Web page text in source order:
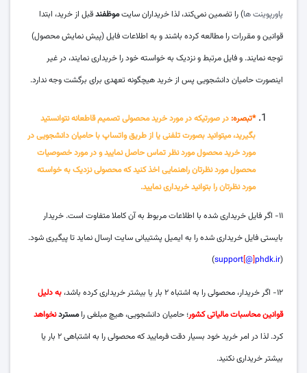
پاورپوینت ها) را تضمین نمی‌کند، لذا خریداران سایتموظفندقبل از خرید، ابتدا
قوانین و مقررات را مطالعه کرده باشند و به اطلاعات فایل (پیش نمایش محصول)
توجه نمایند. و فایل مرتبط و نزدیک به خواسته خود را خریداری نمایند، در غیر
اینصورت حامیان دانشجویی پس از خرید هیچگونه تعهدی برای برگشت وجه ندارد.
*تبصره:در صورتیکه در مورد خرید محصولی تصمیم قاطعانه نتوانستید
بگیرید، میتوانید بصورت تلفنی یا از طریق واتساپ با حامیان دانشجویی در
مورد خرید محصول مورد نظر تماس حاصل نمایید و در مورد خصوصیات
محصول مورد نظرتان راهنمایی اخذ کنید که محصولی نزدیک به خواسته
مورد نظرتان را بتوانید خریداری نمایید.
۱۱- اگر فایل خریداری شده با اطلاعات مربوط به آن کاملا متفاوت است. خریدار
بایستی فایل خریداری شده را به ایمیل پشتیبانی سایت ارسال نماید تا پیگیری شود.
(
support[@]phdk.ir
)
۱۲- اگر خریدار، محصولی را به اشتباه ۲ بار یا بیشتر خریداری کرده باشد،
به دلیل
قوانین محاسبات مالیاتی کشور؛ حامیان دانشجویی، هیچ مبلغی رامستردنخواهد
کرد. لذا در امر خرید خود بسیار دقت فرمایید که محصولی را به اشتباهی ۲ بار یا
بیشتر خریداری نکنید.